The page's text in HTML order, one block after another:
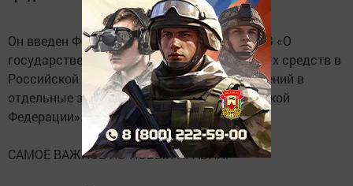
Он введен Федеральным законом № 283-ФЗ «О
государственной регистрации транспортных средств в
Российской Федерации и о внесении изменений в
отдельные законодательные акты Российской
Федерации».
САМОЕ ВАЖНОЕ ИЗ НОВЫХ ПРАВИЛ: